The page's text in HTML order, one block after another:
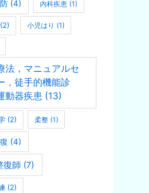
(4) 内科疾患 (1)
(2) 小児はり (1)
法，マニュアルセ
，徒手的機能診
動器疾患 (13)
(2) 柔整(1)
(4)
復師 (7)
(2)